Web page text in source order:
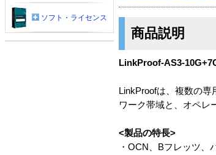
商品説明
LinkProof-AS3-
LinkProofは、複数の
ワーク帯域と、オペレ
<製品の特長>
・OCN、Bフレッツ、
ソフト・ライセンス